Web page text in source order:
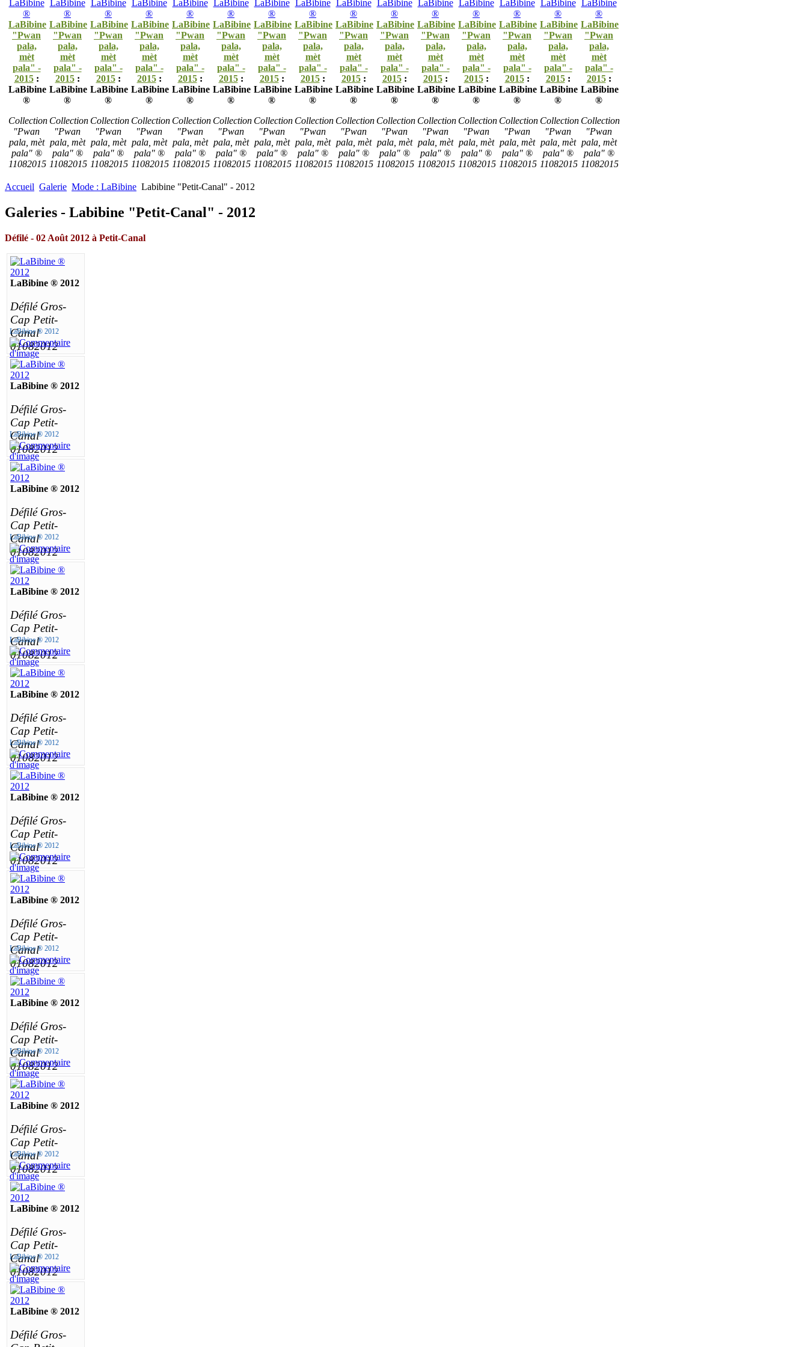
LaBibine
"Pwan
pala,
mèt
pala" -
2015:
LaBibine
®
Collection
"Pwan
pala, mèt
pala" ®
11082015
LaBibine
"Pwan
pala,
mèt
pala" -
2015:
LaBibine
®
Collection
"Pwan
pala, mèt
pala" ®
11082015
LaBibine
"Pwan
pala,
mèt
pala" -
2015:
LaBibine
®
Collection
"Pwan
pala, mèt
pala" ®
11082015
LaBibine
"Pwan
pala,
mèt
pala" -
2015:
LaBibine
®
Collection
"Pwan
pala, mèt
pala" ®
11082015
LaBibine
"Pwan
pala,
mèt
pala" -
2015:
LaBibine
®
Collection
"Pwan
pala, mèt
pala" ®
11082015
LaBibine
"Pwan
pala,
mèt
pala" -
2015:
LaBibine
®
Collection
"Pwan
pala, mèt
pala" ®
11082015
LaBibine
"Pwan
pala,
mèt
pala" -
2015:
LaBibine
®
Collection
"Pwan
pala, mèt
pala" ®
11082015
LaBibine
"Pwan
pala,
mèt
pala" -
2015:
LaBibine
®
Collection
"Pwan
pala, mèt
pala" ®
11082015
LaBibine
"Pwan
pala,
mèt
pala" -
2015:
LaBibine
®
Collection
"Pwan
pala, mèt
pala" ®
11082015
LaBibine
"Pwan
pala,
mèt
pala" -
2015:
LaBibine
®
Collection
"Pwan
pala, mèt
pala" ®
11082015
LaBibine
"Pwan
pala,
mèt
pala" -
2015:
LaBibine
®
Collection
"Pwan
pala, mèt
pala" ®
11082015
LaBibine
"Pwan
pala,
mèt
pala" -
2015:
LaBibine
®
Collection
"Pwan
pala, mèt
pala" ®
11082015
LaBibine
"Pwan
pala,
mèt
pala" -
2015:
LaBibine
®
Collection
"Pwan
pala, mèt
pala" ®
11082015
LaBibine
"Pwan
pala,
mèt
pala" -
2015:
LaBibine
®
Collection
"Pwan
pala, mèt
pala" ®
11082015
LaBibine
"Pwan
pala,
mèt
pala" -
2015:
LaBibine
®
Collection
"Pwan
pala, mèt
pala" ®
11082015
Accueil Galerie Mode : LaBibine Labibine "Petit-Canal" - 2012
Galeries - Labibine "Petit-Canal" - 2012
Défilé - 02 Août 2012 à Petit-Canal
LaBibine ® 2012
Défilé Gros-
Cap Petit-
Canal
01082012
LaBibine ® 2012
LaBibine ® 2012
Défilé Gros-
Cap Petit-
Canal
01082012
LaBibine ® 2012
LaBibine ® 2012
Défilé Gros-
Cap Petit-
Canal
01082012
LaBibine ® 2012
LaBibine ® 2012
Défilé Gros-
Cap Petit-
Canal
01082012
LaBibine ® 2012
LaBibine ® 2012
Défilé Gros-
Cap Petit-
Canal
01082012
LaBibine ® 2012
LaBibine ® 2012
Défilé Gros-
Cap Petit-
Canal
01082012
LaBibine ® 2012
LaBibine ® 2012
Défilé Gros-
Cap Petit-
Canal
01082012
LaBibine ® 2012
LaBibine ® 2012
Défilé Gros-
Cap Petit-
Canal
01082012
LaBibine ® 2012
LaBibine ® 2012
Défilé Gros-
Cap Petit-
Canal
01082012
LaBibine ® 2012
LaBibine ® 2012
Défilé Gros-
Cap Petit-
Canal
01082012
LaBibine ® 2012
LaBibine ® 2012
Défilé Gros-